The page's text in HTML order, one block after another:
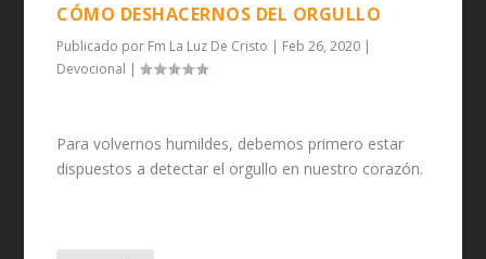
CÓMO DESHACERNOS DEL ORGULLO
Publicado por Fm La Luz De Cristo | Feb 26, 2020 |
Devocional |
Para volvernos humildes, debemos primero estar
dispuestos a detectar el orgullo en nuestro corazón.